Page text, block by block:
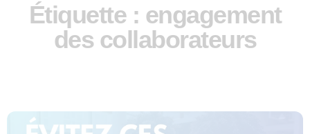
Étiquette : engagement
des collaborateurs